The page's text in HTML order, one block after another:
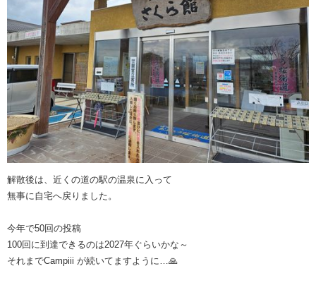
解散後は、近くの道の駅の温泉に入って
無事に自宅へ戻りました。
今年で50回の投稿
100回に到達できるのは2027年ぐらいかな～
それまでCampiii が続いてますように…🙏